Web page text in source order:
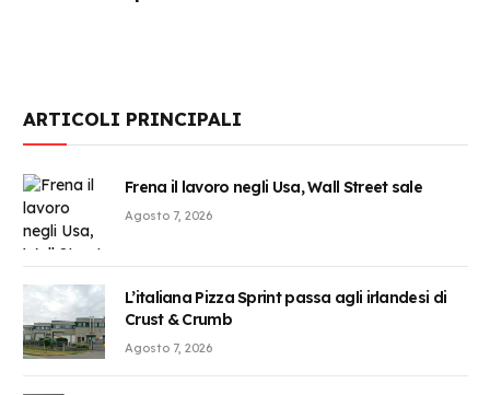
ARTICOLI PRINCIPALI
Frena il lavoro negli Usa, Wall Street sale
Agosto 7, 2026
L’italiana Pizza Sprint passa agli irlandesi di
Crust & Crumb
Agosto 7, 2026